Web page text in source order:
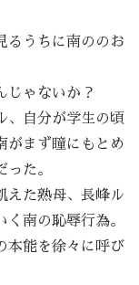
るうちに南ののお
ゃないか？
、自分が学生の頃
がまず瞳にもとめ
た。
えた熟母、長峰ル
南の恥辱行為。
本能を徐々に呼び